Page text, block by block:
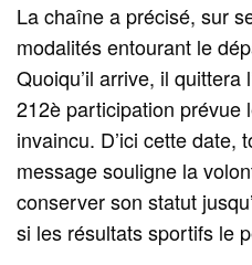
La chaîne a précisé, sur
modalités entourant le
Quoiqu’il arrive, il quittera
212è participation prévue
invaincu. D’ici cette date,
message souligne la
conserver son statut
si les résultats sportifs le